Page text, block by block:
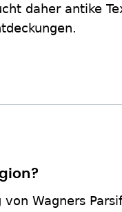
daher antike
Wagners